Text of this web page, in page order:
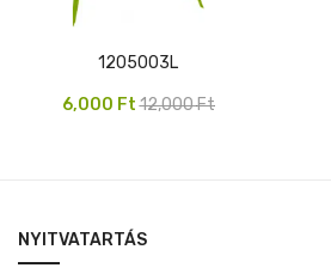
1205003L
12,000Ft
Original
6,000 FtCurrent
NYITVATARTÁS